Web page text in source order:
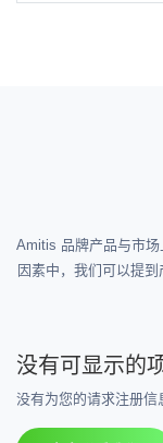
Amitis 品牌产品与市
因素中，我们可以提
没有可显示的
没有为您的请求注册信